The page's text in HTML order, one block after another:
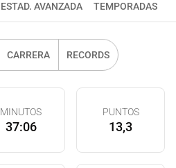
ESTAD. AVANZADA TEMPORADAS
CARRERA RECORDS
MINUTOS
37:06
PUNTOS
13,3